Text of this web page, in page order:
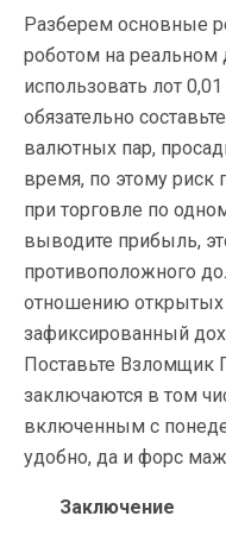
Разберем основные
роботом на реальном
использовать лот
обязательно
валютных пар,
время, по этому риск
при торговле по
выводите прибыль,
противоположного
отношению открытых
зафиксированный
Поставьте Взломщик
заключаются в том
включенным с
удобно, да и форс
Заключение